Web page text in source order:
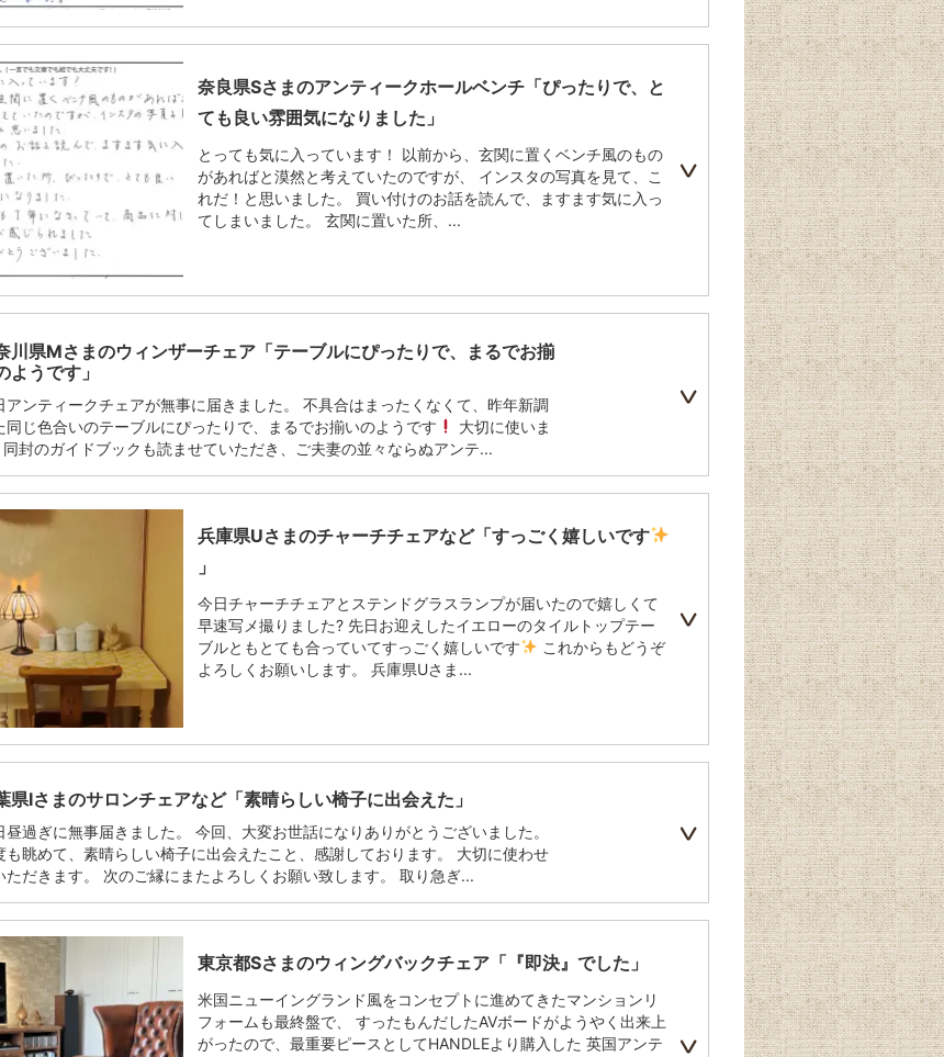
奈良県Sさまのアンティークホールベンチ「ぴったりで、と
ても良い雰囲気になりました」
とっても気に入っています！ 以前から、玄関に置くベンチ風のもの
があればと漠然と考えていたのですが、 インスタの写真を見て、こ
れだ！と思いました。 買い付けのお話を読んで、ますます気に入っ
てしまいました。 玄関に置いた所、...
川県Mさまのウィンザーチェア「テーブルにぴったりで、まるでお揃
ようです」
アンティークチェアが無事に届きました。 不具合はまったくなくて、昨年新調
同じ色合いのテーブルにぴったりで、まるでお揃いのようです
大切に使いま
同封のガイドブックも読ませていただき、ご夫妻の並々ならぬアンテ...
兵庫県Uさまのチャーチチェアなど「すっごく嬉しいです
」
今日チャーチチェアとステンドグラスランプが届いたので嬉しくて
早速写メ撮りました? 先日お迎えしたイエローのタイルトップテー
ブルともとても合っていてすっごく嬉しいです
これからもどうぞ
よろしくお願いします。 兵庫県Uさま...
県Iさまのサロンチェアなど「素晴らしい椅子に出会えた」
昼過ぎに無事届きました。 今回、大変お世話になりありがとうございました。
も眺めて、素晴らしい椅子に出会えたこと、感謝しております。 大切に使わせ
ただきます。 次のご縁にまたよろしくお願い致します。 取り急ぎ...
東京都Sさまのウィングバックチェア「『即決』でした」
米国ニューイングランド風をコンセプトに進めてきたマンションリ
フォームも最終盤で、 すったもんだしたAVボードがようやく出来上
がったので、最重要ピースとしてHANDLEより購入した 英国アンテ